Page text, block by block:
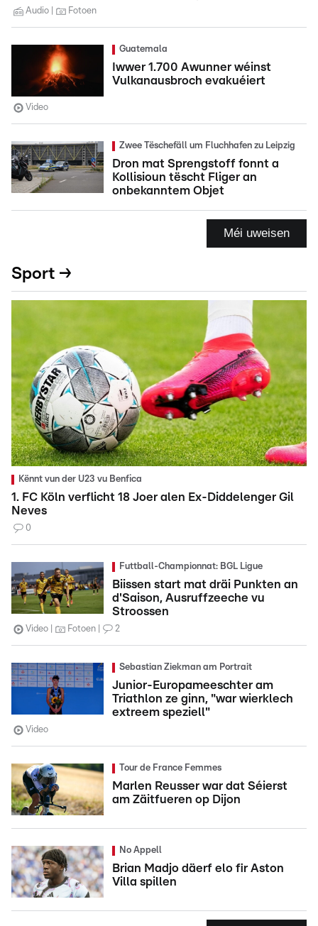
Audio Fotoen
Guatemala
Iwwer 1.700 Awunner wéinst
Vulkanausbroch evakuéiert
Video
Zwee Tëschefäll um Fluchhafen zu Leipzig
Dron mat Sprengstoff fonnt a
Kollisioun tëscht Fliger an
onbekanntem Objet
Méi uweisen
Sport →
Kënnt vun der U23 vu Benfica
1. FC Köln verflicht 18 Joer alen Ex-Diddelenger Gil
Neves
0
Futtball-Championnat: BGL Ligue
Biissen start mat dräi Punkten an
d'Saison, Ausruffzeeche vu
Stroossen
Video Fotoen 2
Sebastian Ziekman am Portrait
Junior-Europameeschter am
Triathlon ze ginn, "war wierklech
extreem speziell"
Video
Tour de France Femmes
Marlen Reusser war dat Séierst
am Zäitfueren op Dijon
No Appell
Brian Madjo däerf elo fir Aston
Villa spillen